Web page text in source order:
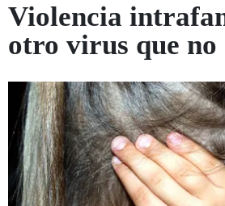
Violencia
otro virus que no